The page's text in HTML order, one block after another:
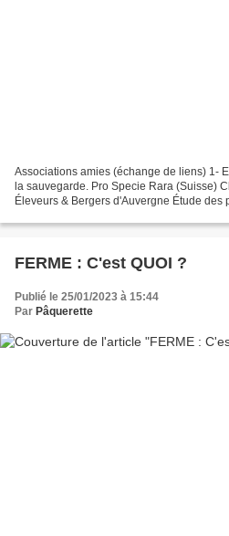
Associations amies (échange de liens) 1-
la sauvegarde. Pro Specie Rara (Suisse)
Éleveurs & Bergers d'Auvergne Étude des
FERME : C'est QUOI ?
Publié le 25/01/2023 à 15:44
Par Pâquerette